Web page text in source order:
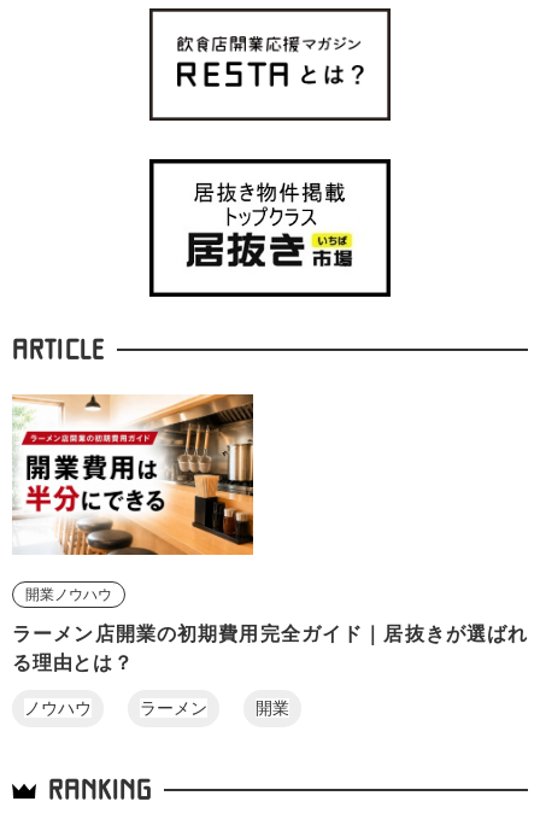
ARTICLE
開業ノウハウ
ラーメン店開業の初期費用完全ガイド｜居抜きが選ばれ
る理由とは？
ノウハウ ラーメン 開業
RANKING